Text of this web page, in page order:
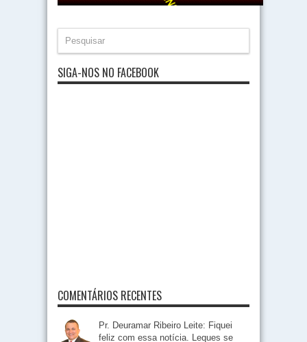
SIGA-NOS NO FACEBOOK
COMENTÁRIOS RECENTES
Pr. Deuramar Ribeiro Leite: Fiquei
feliz com essa notícia. Leques se